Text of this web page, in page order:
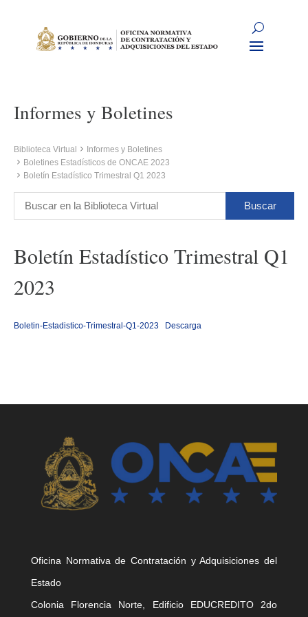
Informes y Boletines
Biblioteca Virtual
Informes y Boletines
Boletines Estadísticos de ONCAE 2023
Boletín Estadístico Trimestral Q1 2023
Boletín Estadístico Trimestral Q1
2023
Boletin-Estadistico-Trimestral-Q1-2023 Descarga
Oficina Normativa de Contratación y Adquisiciones del
Estado
Colonia Florencia Norte, Edificio EDUCREDITO 2do